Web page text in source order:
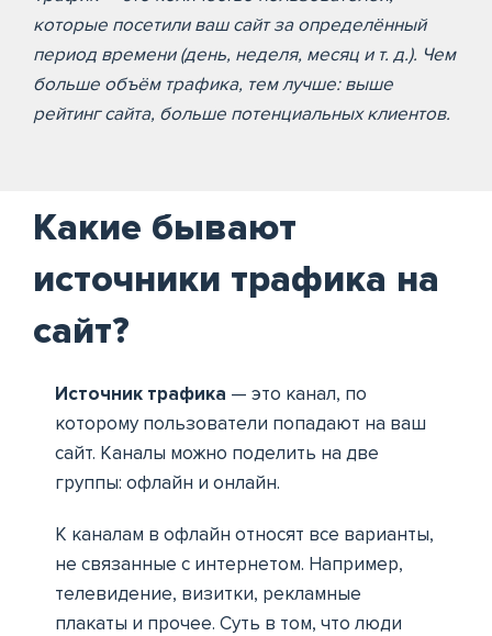
которые посетили ваш сайт за определённый
период времени (день, неделя, месяц и т. д.). Чем
больше объём трафика, тем лучше: выше
рейтинг сайта, больше потенциальных клиентов.
Какие бывают
источники трафика на
сайт?
Источник трафика — это канал, по
которому пользователи попадают на ваш
сайт. Каналы можно поделить на две
группы: офлайн и онлайн.
К каналам в офлайн относят все варианты,
не связанные с интернетом. Например,
телевидение, визитки, рекламные
плакаты и прочее. Суть в том, что люди